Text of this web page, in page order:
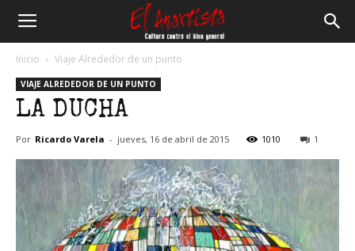
Anartista
Inicio Viaje Alrededor de un punto
VIAJE ALREDEDOR DE UN PUNTO
LA DUCHA
Por Ricardo Varela - jueves, 16 de abril de 2015 1010 1